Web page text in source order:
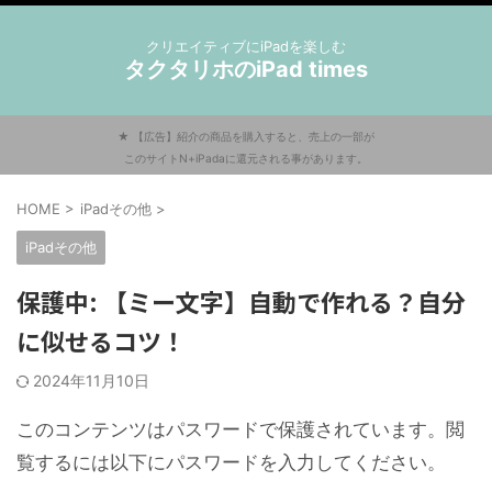
クリエイティブにiPadを楽しむ
タクタリホのiPad times
★ 【広告】紹介の商品を購入すると、売上の一部が
このサイトN+iPadaに還元される事があります。
HOME > iPadその他 >
iPadその他
保護中: 【ミー文字】自動で作れる？自分
に似せるコツ！
2024年11月10日
このコンテンツはパスワードで保護されています。閲
覧するには以下にパスワードを入力してください。